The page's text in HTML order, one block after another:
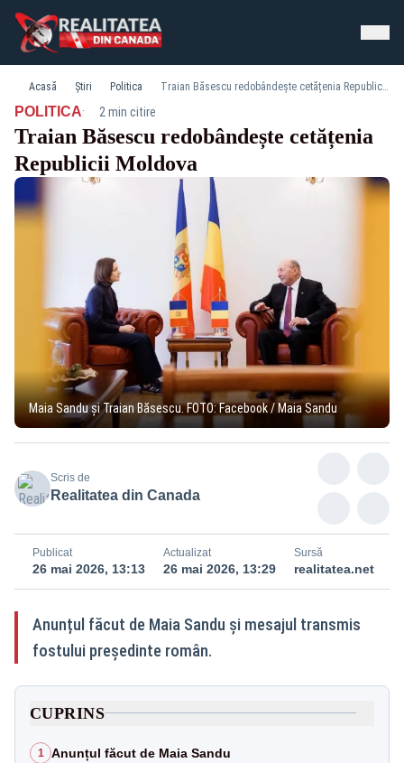
Acasă Știri Politica Traian Băsescu redobândește cetățenia Republicii Moldova
POLITICA· 2 min citire
Traian Băsescu redobândește cetățenia
Republicii Moldova
Maia Sandu și Traian Băsescu. FOTO: Facebook / Maia Sandu
Scris de
Realitatea din Canada
Publicat
26 mai 2026, 13:13
Actualizat
26 mai 2026, 13:29
Sursă
realitatea.net
Anunțul făcut de Maia Sandu și mesajul transmis
fostului președinte român.
CUPRINS
1 Anunțul făcut de Maia Sandu